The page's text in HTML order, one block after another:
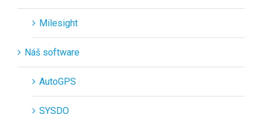
Milesight
Náš software
AutoGPS
SYSDO